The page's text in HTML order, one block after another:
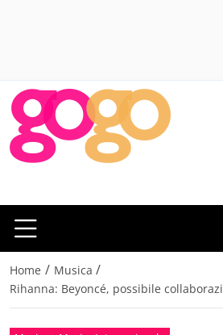
Home / Musica /
Rihanna: Beyoncé, possibile